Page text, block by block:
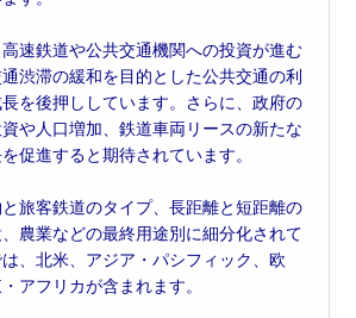
速鉄道や公共交通機関への投資が進む
渋滞の緩和を目的とした公共交通の利
を後押ししています。さらに、政府の
や人口増加、鉄道車両リースの新たな
促進すると期待されています。
旅客鉄道のタイプ、長距離と短距離の
農業などの最終用途別に細分化されて
、北米、アジア・パシフィック、欧
アフリカが含まれます。